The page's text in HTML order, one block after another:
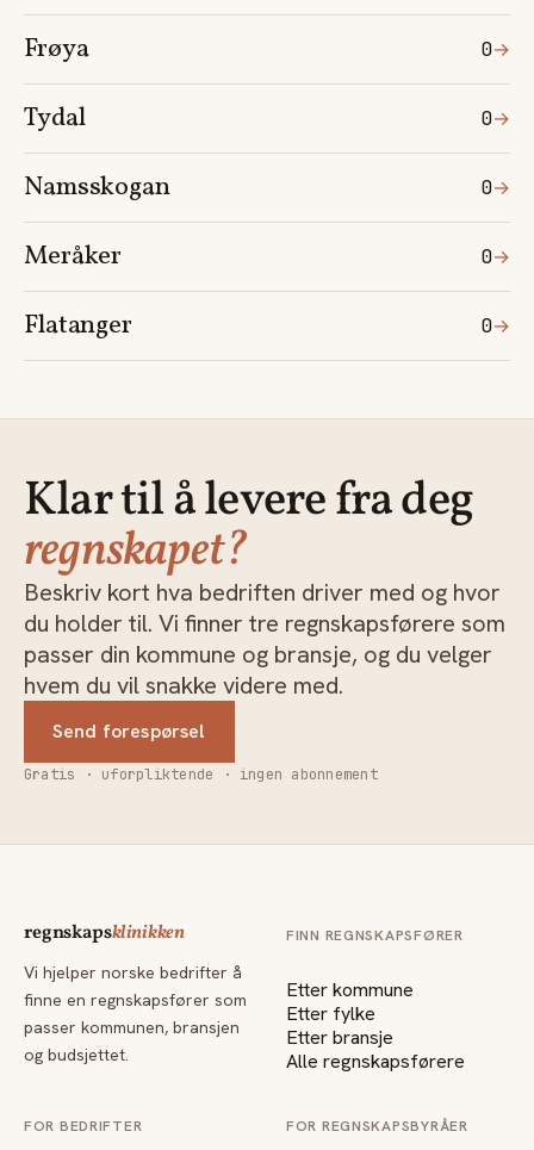
Frøya 0→
Tydal 0→
Namsskogan 0→
Meråker 0→
Flatanger 0→
Klar til å levere fra deg
regnskapet?
Beskriv kort hva bedriften driver med og hvor
du holder til. Vi finner tre regnskapsførere som
passer din kommune og bransje, og du velger
hvem du vil snakke videre med.
Send forespørsel
Gratis · uforpliktende · ingen abonnement
regnskapsklinikken
Vi hjelper norske bedrifter å
finne en regnskapsfører som
passer kommunen, bransjen
og budsjettet.
FINN REGNSKAPSFØRER
Etter kommune
Etter fylke
Etter bransje
Alle regnskapsførere
FOR BEDRIFTER FOR REGNSKAPSBYRÅER